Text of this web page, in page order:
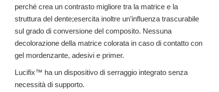
perché crea un contrasto migliore tra la matrice e la
struttura del dente;esercita inoltre un’influenza trascurabile
sul grado di conversione del composito. Nessuna
decolorazione della matrice colorata in caso di contatto con
gel mordenzante, adesivi e primer.
Lucifix™ ha un dispositivo di serraggio integrato senza
necessità di supporto.